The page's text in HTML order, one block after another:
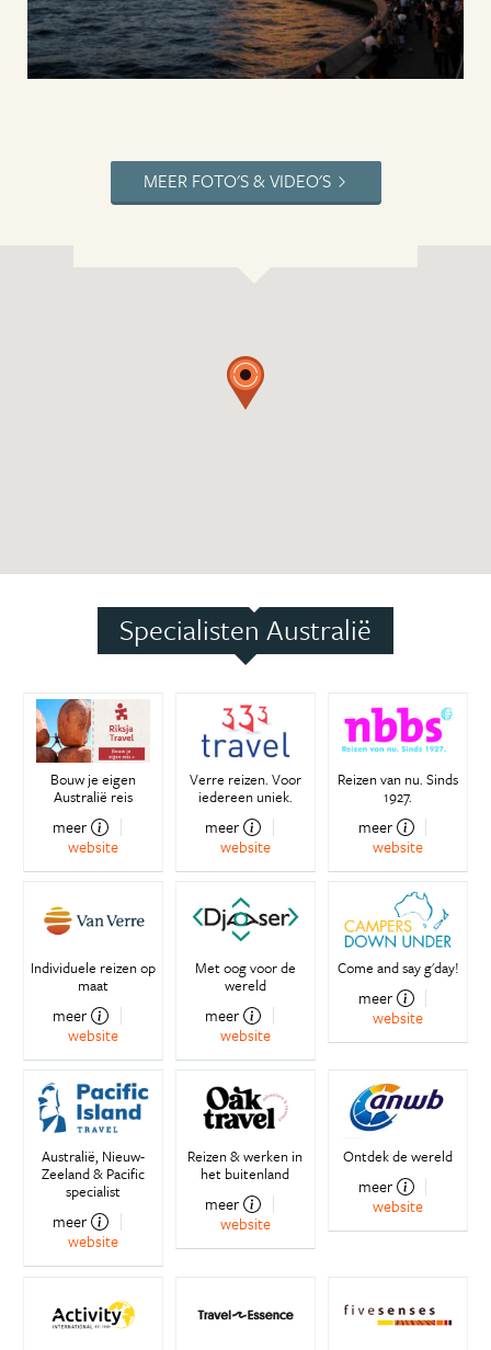
MEER FOTO'S & VIDEO'S
Specialisten Australië
Bouw je eigen
Australië reis
meer
website
Verre reizen. Voor
iedereen uniek.
meer
website
Reizen van nu. Sinds
1927.
meer
website
Individuele reizen op
maat
meer
website
Met oog voor de
wereld
meer
website
Come and say g'day!
meer
website
Australië, Nieuw-
Zeeland & Pacific
specialist
meer
website
Reizen & werken in
het buitenland
meer
website
Ontdek de wereld
meer
website